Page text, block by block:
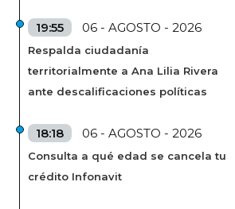
19:55 06 - AGOSTO - 2026
Respalda ciudadanía
territorialmente a Ana Lilia Rivera
ante descalificaciones políticas
18:18 06 - AGOSTO - 2026
Consulta a qué edad se cancela tu
crédito Infonavit